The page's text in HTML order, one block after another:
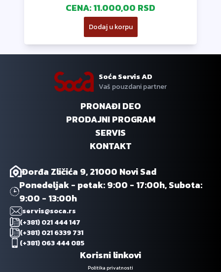
CENA:11.000,00 RSD
Dodaj u korpu
Soća Servis AD
Vaš pouzdani partner
PRONAĐI DEO
PRODAJNI PROGRAM
SERVIS
KONTAKT
Đorđa Zličića 9, 21000 Novi Sad
Ponedeljak - petak: 9:00 - 17:00h, Subota:
9:00 - 13:00h
servis@soca.rs
(+381) 021 444 147
(+381) 021 6339 731
(+381) 063 444 085
Korisni linkovi
Politika privatnosti